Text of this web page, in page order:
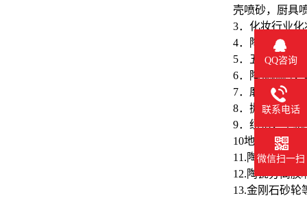
壳喷砂，厨具
3．化妆行业
4．陶瓷制品
5．五金件，
6．陶瓷釉料
7．磨刀石，
8．抛光蜡，
9．纽扣，手
10地坪，胶粘
11.陶瓷过滤板
12.陶瓷分离膜
13.金刚石砂轮
QQ咨询
联系电话
微信扫一扫